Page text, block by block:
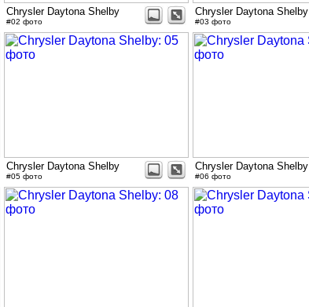
Chrysler Daytona Shelby
#02 фото
Chrysler Daytona Shelby
#03 фото
Chrysler Daytona Shelby
#05 фото
Chrysler Daytona Shelby
#06 фото